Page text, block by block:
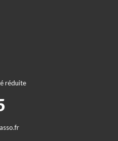
réduite